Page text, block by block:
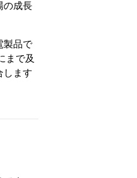
の成長
製品で
まで及
します